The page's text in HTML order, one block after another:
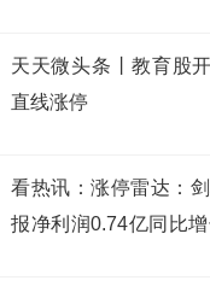
天天微头条丨教育股
直线涨停
看热讯：涨停雷达：
报净利润0.74亿同比